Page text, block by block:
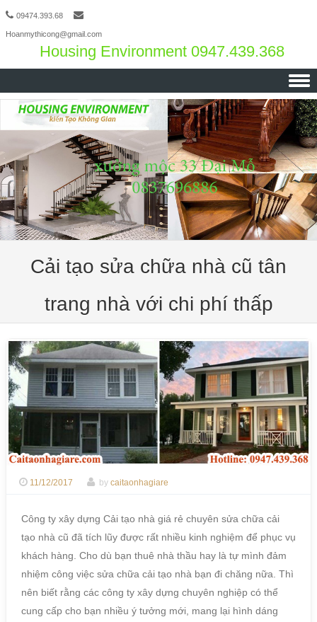
09474.393.68
Hoanmythicong@gmail.com
Housing Environment 0947.439.368
Skip to content
Cải tạo sửa chữa nhà cũ tân
trang nhà với chi phí thấp
11/12/2017 by caitaonhagiare
Công ty xây dựng Cải tạo nhà giá rẻ chuyên sửa chữa cải
tạo nhà cũ đã tích lũy được rất nhiều kinh nghiệm để phục vụ
khách hàng. Cho dù bạn thuê nhà thầu hay là tự mình đảm
nhiệm công việc sửa chữa cải tạo nhà bạn đi chăng nữa. Thì
nên biết rằng các công ty xây dựng chuyên nghiệp có thể
cung cấp cho bạn nhiều ý tưởng mới, mang lại hình dáng